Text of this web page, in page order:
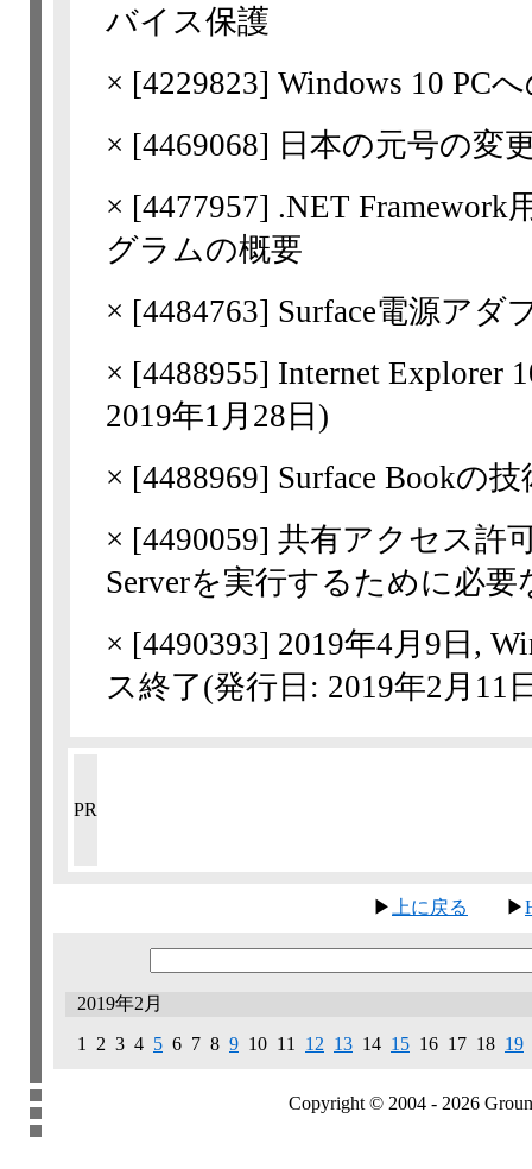
バイス保護
× [4229823] Windows 10 PC
× [4469068] 日本の元号の変
× [4477957] .NET Framework
グラムの概要
× [4484763] Surface電源アダ
× [4488955] Internet Explorer
2019年1月28日)
× [4488969] Surface Bookの
× [4490059] 共有アクセス許
Serverを実行するために必
× [4490393] 2019年4月9日,
ス終了(発行日: 2019年2月11
PR
▶ 上に戻る ▶
2019年2月
1 2 3 4 5 6 7 8 9 10 11 12 13 14 15 16 17 18 19
Copyright © 2004 - 2026